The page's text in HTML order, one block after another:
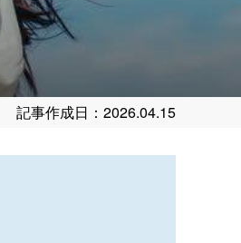
記事作成日：2026.04.15